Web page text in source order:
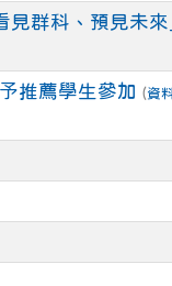
群科、預見未來
推薦學生參加 (資